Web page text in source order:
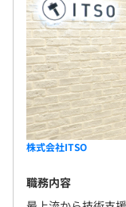
株式会社ITSO
職務内容